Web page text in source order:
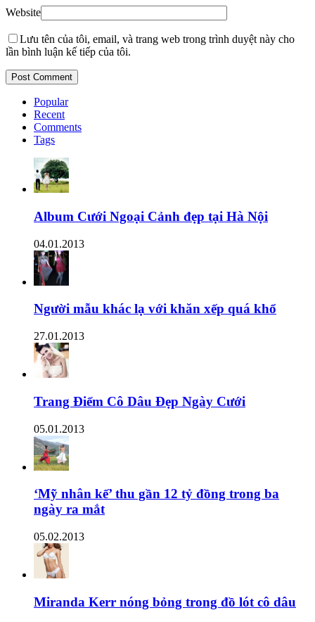
Website
Lưu tên của tôi, email, và trang web trong trình duyệt này cho
lần bình luận kế tiếp của tôi.
Popular
Recent
Comments
Tags
Album Cưới Ngoại Cảnh đẹp tại Hà Nội
04.01.2013
Người mẫu khác lạ với khăn xếp quá khổ
27.01.2013
Trang Điểm Cô Dâu Đẹp Ngày Cưới
05.01.2013
‘Mỹ nhân kế’ thu gần 12 tỷ đồng trong ba
ngày ra mắt
05.02.2013
Miranda Kerr nóng bỏng trong đồ lót cô dâu